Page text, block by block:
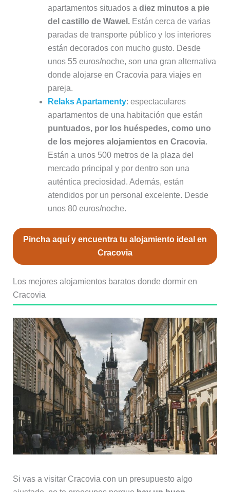
apartamentos situados a diez minutos a pie
del castillo de Wawel.Están cerca de varias
paradas de transporte público y los interiores
están decorados con mucho gusto. Desde
unos 55 euros/noche, son una gran alternativa
donde alojarse en Cracovia para viajes en
pareja.
Relaks Apartamenty: espectaculares
apartamentos de una habitación que están
puntuados, por los huéspedes, como uno
de los mejores alojamientos en Cracovia.
Están a unos 500 metros de la plaza del
mercado principal y por dentro son una
auténtica preciosidad. Además, están
atendidos por un personal excelente. Desde
unos 80 euros/noche.
Pincha aquí y encuentra tu alojamiento ideal en
Cracovia
Los mejores alojamientos baratos donde dormir en
Cracovia
Si vas a visitar Cracovia con un presupuesto algo